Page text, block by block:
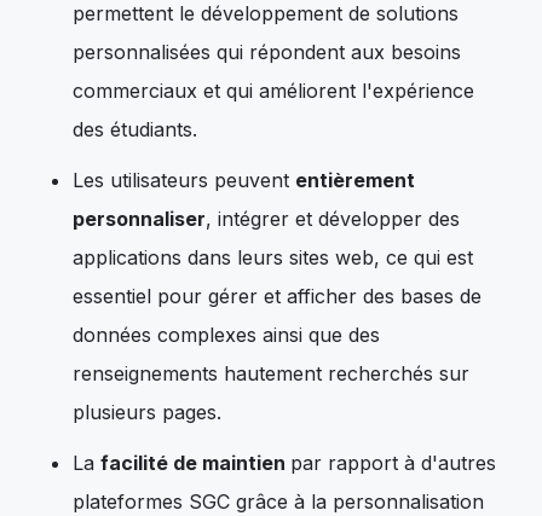
permettent le développement de solutions
personnalisées qui répondent aux besoins
commerciaux et qui améliorent l'expérience
des étudiants.
Les utilisateurs peuvent entièrement
personnaliser, intégrer et développer des
applications dans leurs sites web, ce qui est
essentiel pour gérer et afficher des bases de
données complexes ainsi que des
renseignements hautement recherchés sur
plusieurs pages.
La facilité de maintien par rapport à d'autres
plateformes SGC grâce à la personnalisation